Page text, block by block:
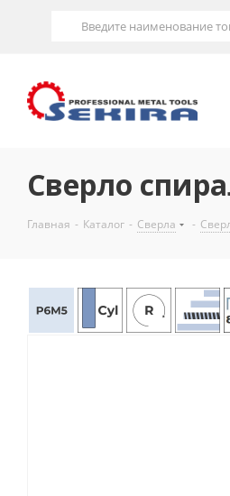
Введите наименование
Сверло
Главная - Каталог - Сверла -